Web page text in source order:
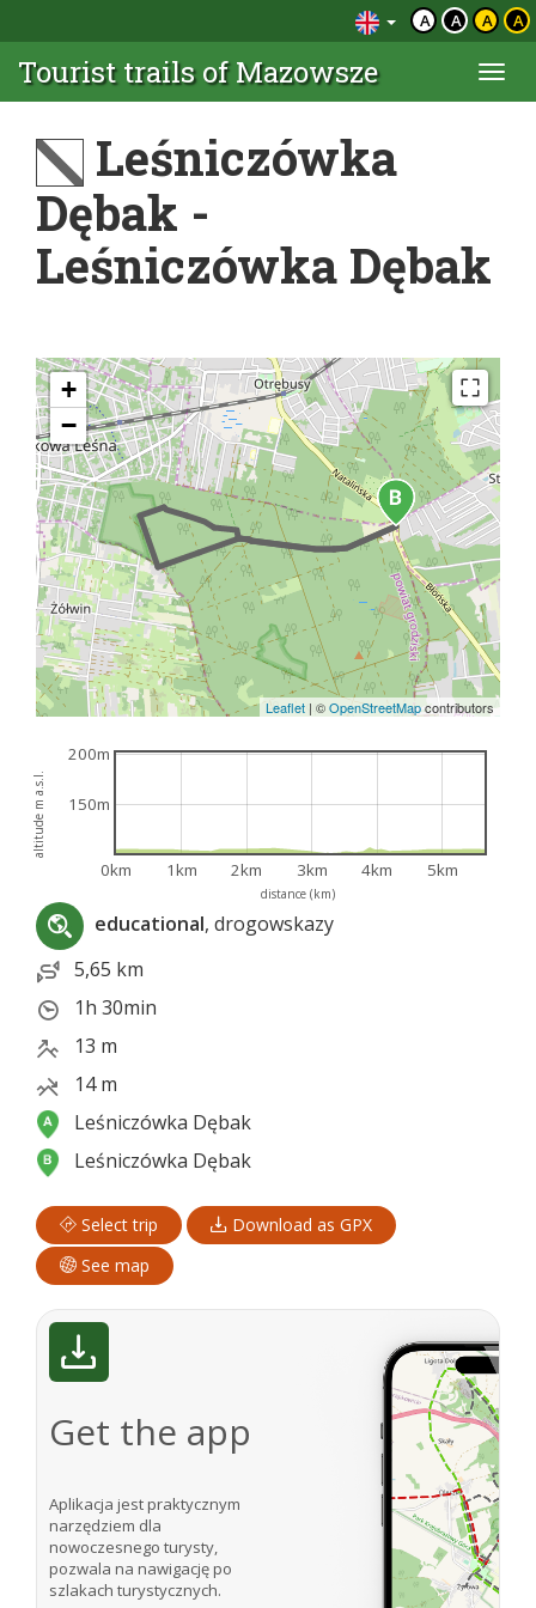
A A A A
Tourist trails of Mazowsze
Leśniczówka
Dębak -
Leśniczówka Dębak
+
−
Leaflet | ©OpenStreetMapcontributors
distance (km)
altitude m a.s.l.
0km 1km 2km 3km 4km 5km
150m
200m
educational, drogowskazy
5,65 km
1h 30min
13 m
14 m
Leśniczówka Dębak
Leśniczówka Dębak
Select trip
Download as GPX
See map
Get the app
Aplikacja jest praktycznym
narzędziem dla
nowoczesnego turysty,
pozwala na nawigację po
szlakach turystycznych.